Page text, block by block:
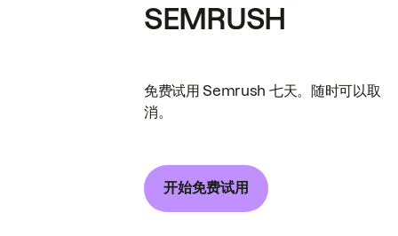
SEMRUSH
免费试用 Semrush 七天。随时可以取
消。
开始免费试用